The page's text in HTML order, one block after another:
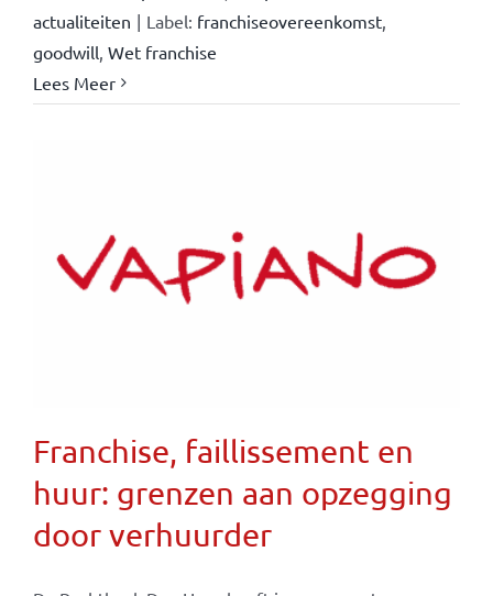
actualiteiten | Label: franchiseovereenkomst,
goodwill Wet franchise
Lees Meer
Franchise, faillissement en
huur: grenzen aan opzegging
door verhuurder